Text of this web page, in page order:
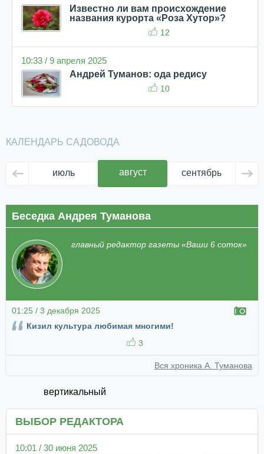
Известно ли вам происхождение
названия курорта «Роза Хутор»?
12
10:33 / 9 апреля 2025
Андрей Туманов: ода редису
10
КАЛЕНДАРЬ САДОВОДА
июль август сентябрь
Беседка Андрея Туманова
главный редактор газеты «Ваши 6 соток»
01:25 / 3 декабря 2025
Кизил культура любимая многими!
3
Вся хроника А. Туманова
вертикальный
ВЫБОР РЕДАКТОРА
10:01 / 30 июня 2025